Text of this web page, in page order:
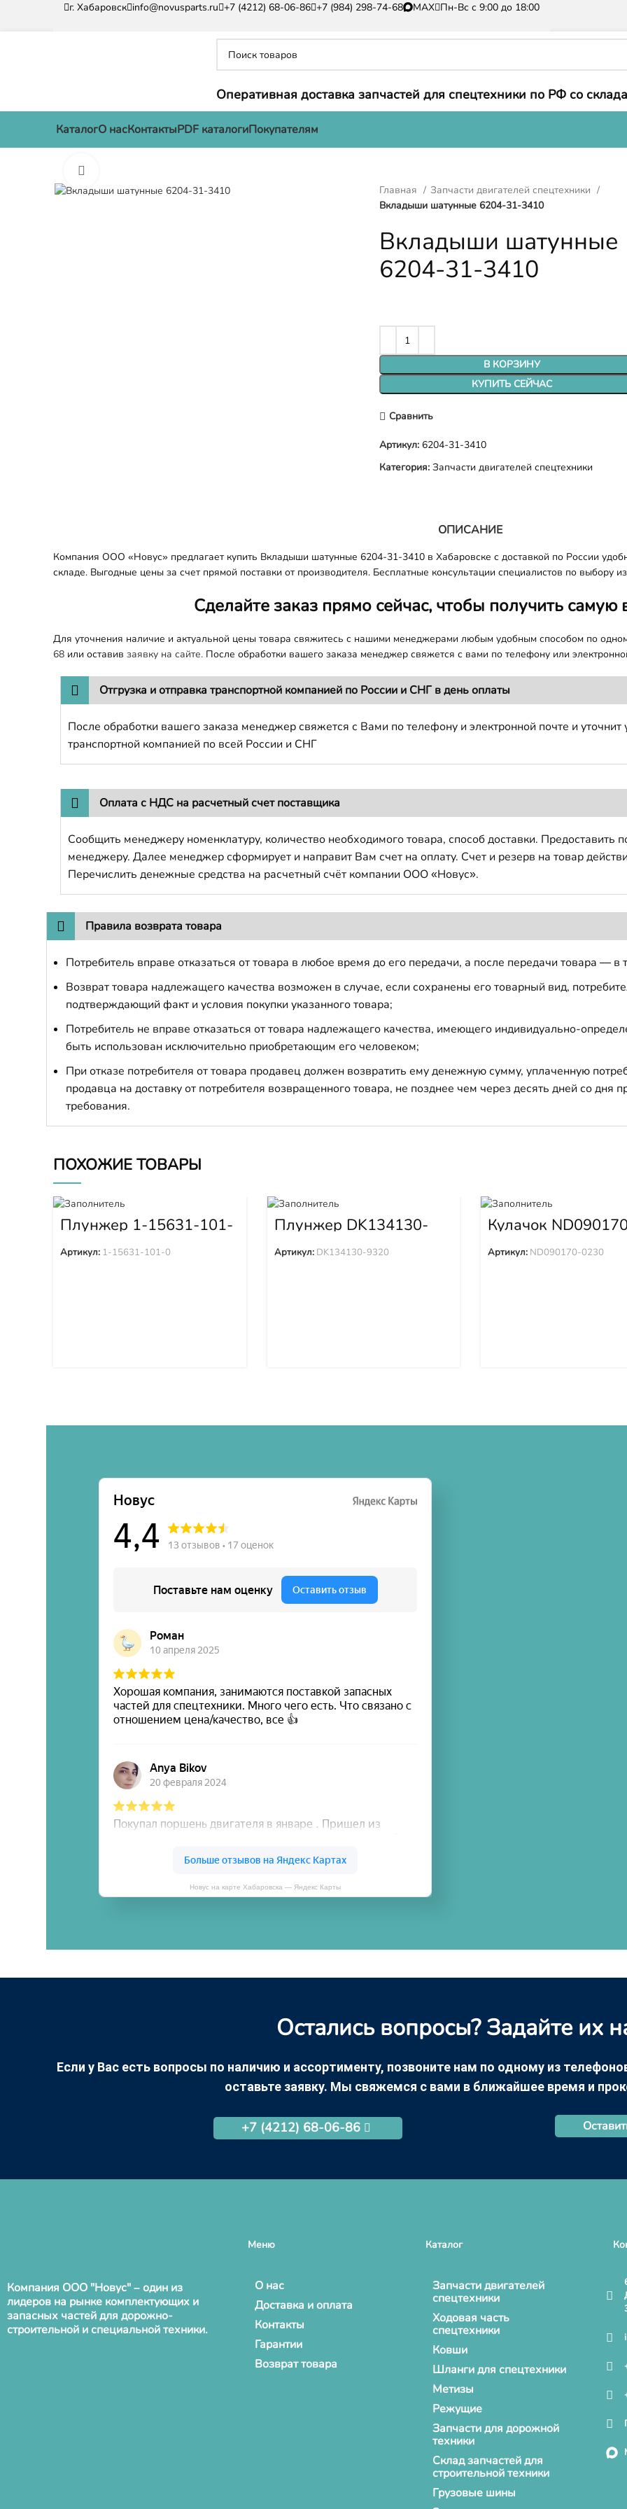
г. Хабаровск info@novusparts.ru +7 (4212) 68-06-86 +7 (984) 298-74-68 MAX Пн-Вс с 9:00 до 18:00
Оперативная доставка запчастей для спецтехники по РФ со
КаталогО насКонтактыPDF каталогиПокупателям
Главная
Запчасти двигателей спецтехники
Вкладыши шатунные 6204-31-3410
Вкладыши шатунные
6204-31-3410
В КОРЗИНУ
КУПИТЬ СЕЙЧАС
Сравнить
Артикул: 6204-31-3410
Категория: Запчасти двигателей спецтехники
ОПИСАНИЕ
Компания ООО «Новус» предлагает купить Вкладыши шатунные 6204-31-3410 в Хабаровске с доставкой по России
складе. Выгодные цены за счет прямой поставки от производителя. Бесплатные консультации специалистов по выбору
Сделайте заказ прямо сейчас, чтобы получить
Для уточнения наличие и актуальной цены товара свяжитесь с нашими менеджерами любым удобным способом по
68 или оставив заявку на сайте. После обработки вашего заказа менеджер свяжется с вами по телефону или
Отгрузка и отправка транспортной компанией по России и СНГ в день оплаты
После обработки вашего заказа менеджер свяжется с Вами по телефону и электронной почте и уточнит
транспортной компанией по всей России и СНГ
Оплата с НДС на расчетный счет поставщика
Сообщить менеджеру номенклатуру, количество необходимого товара, способ доставки.
менеджеру. Далее менеджер сформирует и направит Вам счет на оплату. Счет и резерв на товар
Перечислить денежные средства на расчетный счёт компании ООО «Новус».
Правила возврата товара
Потребитель вправе отказаться от товара в любое время до его передачи, а после передачи товара — в
Возврат товара надлежащего качества возможен в случае, если сохранены его товарный вид,
подтверждающий факт и условия покупки указанного товара;
Потребитель не вправе отказаться от товара надлежащего качества, имеющего индивидуально-
быть использован исключительно приобретающим его человеком;
При отказе потребителя от товара продавец должен возвратить ему денежную сумму, уплаченную
продавца на доставку от потребителя возвращенного товара, не позднее чем через десять дней со дня
требования.
ПОХОЖИЕ ТОВАРЫ
Плунжер 1-15631-101-
Артикул: 1-15631-101-0
Плунжер DK134130-
9320
Артикул: DK134130-9320
Кулачок
0230
Артикул: ND090170-0230
Новус на карте Хабаровска — Яндекс Карты
Остались вопросы? Задайте их
Если у Вас есть вопросы по наличию и ассортименту, позвоните нам по одному из
оставьте заявку. Мы свяжемся с вами в ближайшее время и
+7 (4212) 68-06-86
Компания ООО "Новус" – один из
лидеров на рынке комплектующих и
запасных частей для дорожно-
строительной и специальной техники.
Меню
О нас
Доставка и оплата
Контакты
Гарантии
Возврат товара
Каталог
Запчасти двигателей
спецтехники
Ходовая часть
спецтехники
Ковши
Шланги для спецтехники
Метизы
Режущие
Запчасти для дорожной
техники
Склад запчастей для
строительной техники
Грузовые шины